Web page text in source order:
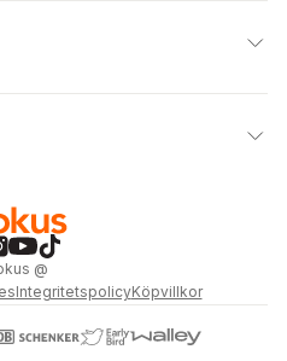
@
IntegritetspolicyKöpvillkor